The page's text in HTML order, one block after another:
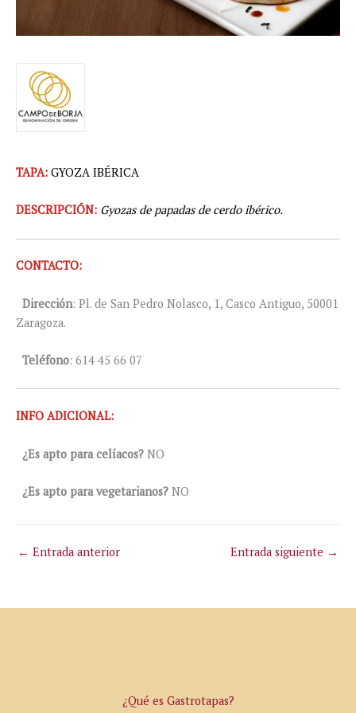
TAPA: GYOZA IBÉRICA
DESCRIPCIÓN: Gyozas de papadas de cerdo ibérico.
CONTACTO:
Dirección: Pl. de San Pedro Nolasco, 1, Casco Antiguo, 50001
Zaragoza.
Teléfono: 614 45 66 07
INFO ADICIONAL:
¿Es apto para celíacos? NO
¿Es apto para vegetarianos? NO
← Entrada anterior Entrada siguiente →
¿Qué es Gastrotapas?